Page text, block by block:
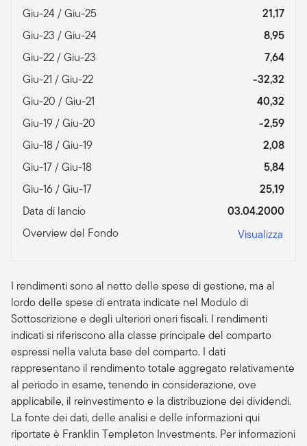
Giu-24 / Giu-25
21,17
Giu-23 / Giu-24
8,95
Giu-22 / Giu-23
7,64
Giu-21 / Giu-22
-32,32
Giu-20 / Giu-21
40,32
Giu-19 / Giu-20
-2,59
Giu-18 / Giu-19
2,08
Giu-17 / Giu-18
5,84
Giu-16 / Giu-17
25,19
Data di lancio
03.04.2000
Overview del Fondo
Visualizza
I rendimenti sono al netto delle spese di gestione, ma al
lordo delle spese di entrata indicate nel Modulo di
Sottoscrizione e degli ulteriori oneri fiscali. I rendimenti
indicati si riferiscono alla classe principale del comparto
espressi nella valuta base del comparto. I dati
rappresentano il rendimento totale aggregato relativamente
al periodo in esame, tenendo in considerazione, ove
applicabile, il reinvestimento e la distribuzione dei dividendi.
La fonte dei dati, delle analisi e delle informazioni qui
riportate è Franklin Templeton Investments. Per informazioni